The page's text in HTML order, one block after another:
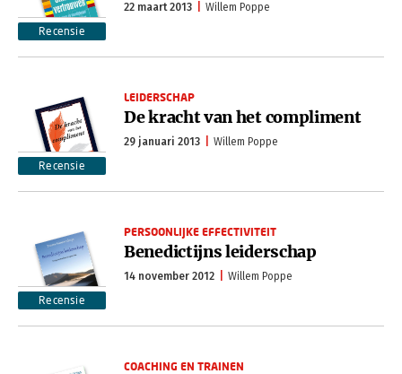
Recensie
22 maart 2013 Willem Poppe
Recensie
LEIDERSCHAP
De kracht van het compliment
29 januari 2013 Willem Poppe
Recensie
PERSOONLIJKE EFFECTIVITEIT
Benedictijns leiderschap
14 november 2012 Willem Poppe
COACHING EN TRAINEN